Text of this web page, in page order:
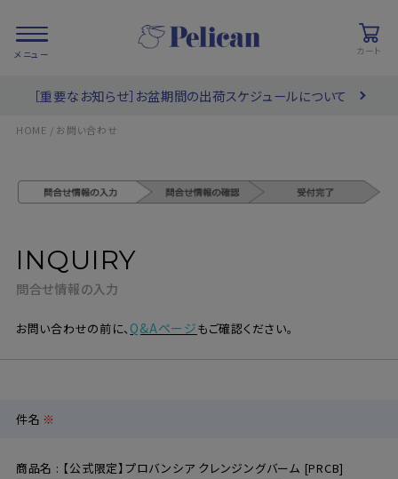
カート
検索
PRODUCTS/ 商品を探す
COLLECTIONS / ブランド一覧
［重要なお知らせ］お盆期間の出荷スケジュールについて
HOME お問い合わせ
INQUIRY
問合せ情報の入力
お問い合わせの前に、 Q&Aページもご確認ください。
件名 ※
商品名 : 【公式限定】プロバンシア クレンジングバーム [PRCB]